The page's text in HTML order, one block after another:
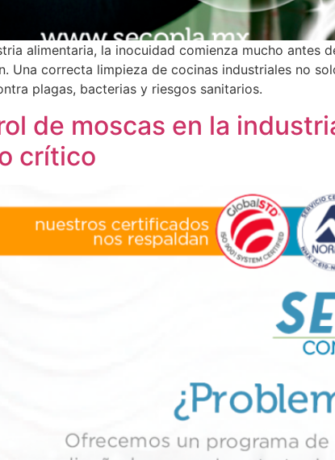
alimentaria, la inocuidad comienza mucho
Una correcta limpieza de cocinas industriales no
plagas, bacterias y riesgos sanitarios.
de moscas en la
crítico